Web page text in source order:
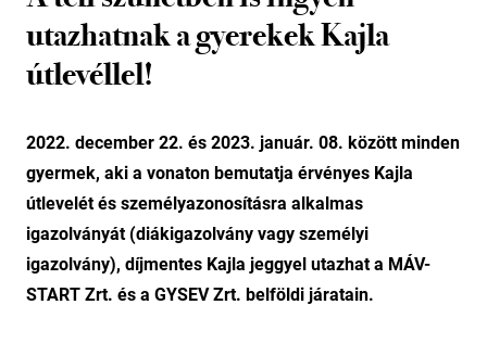
utazhatnak a gyerekek Kajla
útlevéllel!
2022. december 22. és 2023. január. 08. között minden
gyermek, aki a vonaton bemutatja érvényes Kajla
útlevelét és személyazonosításra alkalmas
igazolványát (diákigazolvány vagy személyi
igazolvány), díjmentes Kajla jeggyel utazhat a MÁV-
START Zrt. és a GYSEV Zrt. belföldi járatain.